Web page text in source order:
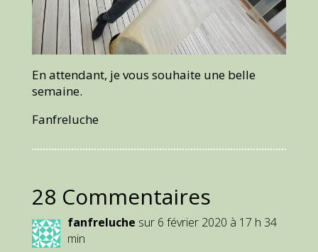
En attendant, je vous souhaite une belle
semaine.
Fanfreluche
28 Commentaires
fanfreluche sur 6 février 2020 à 17 h 34
min